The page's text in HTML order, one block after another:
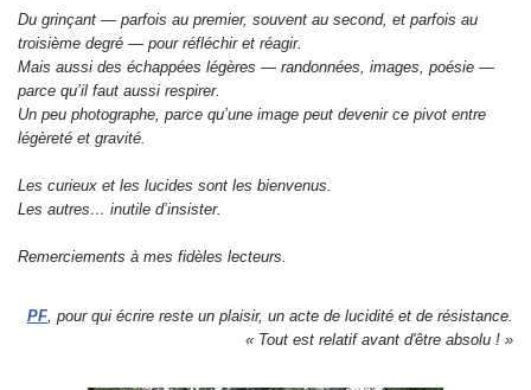
Du grinçant — parfois au premier, souvent au second, et parfois au
troisième degré — pour réfléchir et réagir.
Mais aussi des échappées légères — randonnées, images, poésie —
parce qu’il faut aussi respirer.
Un peu photographe, parce qu’une image peut devenir ce pivot entre
légèreté et gravité.
Les curieux et les lucides sont les bienvenus.
Les autres… inutile d’insister.
Remerciements à mes fidèles lecteurs.
PF, pour qui écrire reste un plaisir, un acte de lucidité et de résistance.
« Tout est relatif avant d'être absolu ! »